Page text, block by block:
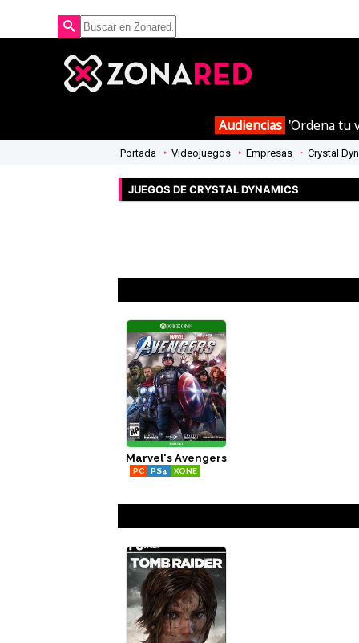
Audiencias 'Ordena tu
Portada Videojuegos Empresas Crystal
JUEGOS DE CRYSTAL DYNAMICS
Marvel's Avengers
PC PS4 XONE